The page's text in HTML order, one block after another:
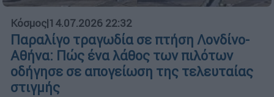
Κόσμος|14.07.2026 22:32
Παραλίγο τραγωδία σε πτήση Λονδίνο-
Αθήνα: Πώς ένα λάθος των πιλότων
οδήγησε σε απογείωση της τελευταίας
στιγμής